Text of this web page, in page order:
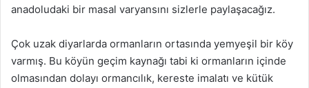
anadoludaki bir masal varyansını sizlerle paylaşacağız.
Çok uzak diyarlarda ormanların ortasında yemyeşil bir köy
varmış. Bu köyün geçim kaynağı tabi ki ormanların içinde
olmasından dolayı ormancılık, kereste imalatı ve kütük